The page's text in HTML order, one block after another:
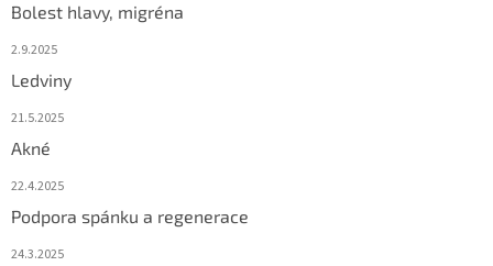
Bolest hlavy, migréna
2.9.2025
Ledviny
21.5.2025
Akné
22.4.2025
Podpora spánku a regenerace
24.3.2025